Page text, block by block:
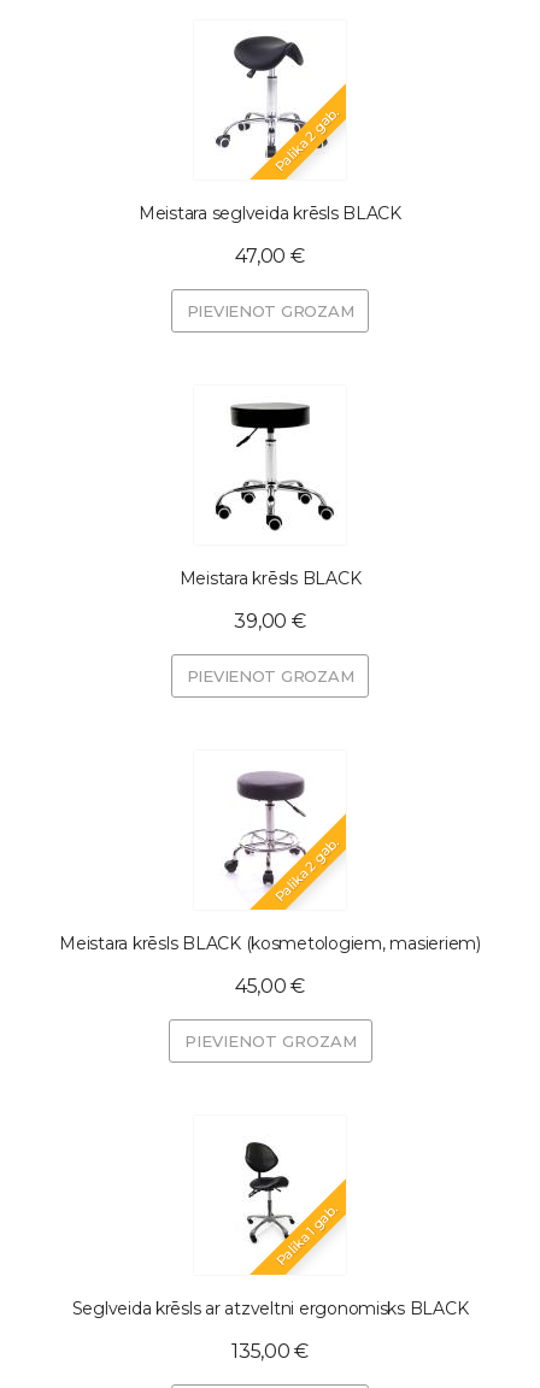
Palika 2 gab.
Meistara seglveida krēsls BLACK
47,00 €
PIEVIENOT GROZAM
Meistara krēsls BLACK
39,00 €
PIEVIENOT GROZAM
Palika 2 gab.
Meistara krēsls BLACK (kosmetologiem, masieriem)
45,00 €
PIEVIENOT GROZAM
Palika 1 gab.
Seglveida krēsls ar atzveltni ergonomisks BLACK
135,00 €